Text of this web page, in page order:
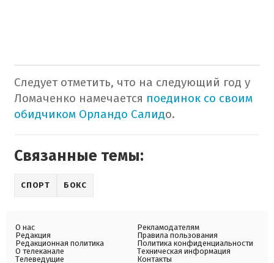
Следует отметить, что на следующий год у
Ломаченко намечается поединок со своим
обидчиком Орландо Салидо.
Связанные темы:
СПОРТ БОКС
О нас
Редакция
Редакционная политика
О телеканале
Телеведущие
Рекламодателям
Правила пользования
Политика конфиденциальности
Техническая информация
Контакты